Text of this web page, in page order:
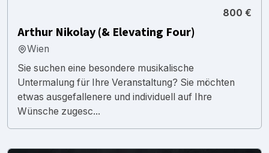
800 €
Arthur Nikolay (& Elevating Four)
Wien
Sie suchen eine besondere musikalische
Untermalung für Ihre Veranstaltung? Sie möchten
etwas ausgefallenere und individuell auf Ihre
Wünsche zugesc...